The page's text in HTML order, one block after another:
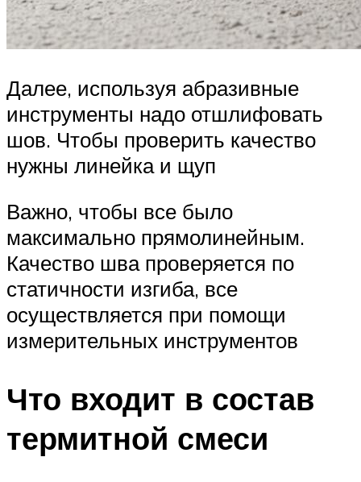
Далее, используя абразивные
инструменты надо отшлифовать
шов. Чтобы проверить качество
нужны линейка и щуп
Важно, чтобы все было
максимально прямолинейным.
Качество шва проверяется по
статичности изгиба, все
осуществляется при помощи
измерительных инструментов
Что входит в состав
термитной смеси